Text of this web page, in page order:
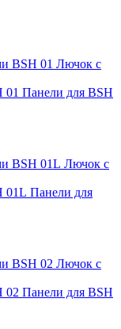
Лючок с
Панели для BSH
Лючок с
Панели для
Лючок с
Панели для BSH